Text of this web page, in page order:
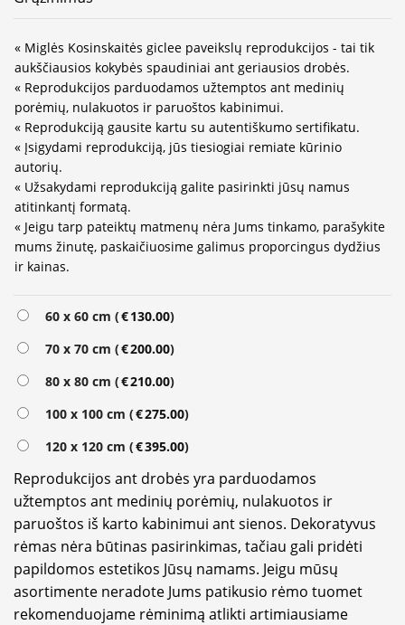
« Miglės Kosinskaitės giclee paveikslų reprodukcijos - tai tik
aukščiausios kokybės spaudiniai ant geriausios drobės.
« Reprodukcijos parduodamos užtemptos ant medinių
porėmių, nulakuotos ir paruoštos kabinimui.
« Reprodukciją gausite kartu su autentiškumo sertifikatu.
« Įsigydami reprodukciją, jūs tiesiogiai remiate kūrinio
autorių.
« Užsakydami reprodukciją galite pasirinkti jūsų namus
atitinkantį formatą.
« Jeigu tarp pateiktų matmenų nėra Jums tinkamo, parašykite
mums žinutę, paskaičiuosime galimus proporcingus dydžius
ir kainas.
60 x 60 cm (€130.00)
70 x 70 cm (€200.00)
80 x 80 cm (€210.00)
100 x 100 cm (€275.00)
120 x 120 cm (€395.00)
Reprodukcijos ant drobės yra parduodamos
užtemptos ant medinių porėmių, nulakuotos ir
paruoštos iš karto kabinimui ant sienos. Dekoratyvus
rėmas nėra būtinas pasirinkimas, tačiau gali pridėti
papildomos estetikos Jūsų namams. Jeigu mūsų
asortimente neradote Jums patikusio rėmo tuomet
rekomenduojame rėminimą atlikti artimiausiame
Alternative: